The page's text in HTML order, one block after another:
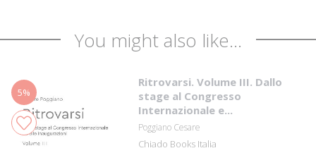
You might also like...
5%
Ritrovarsi. Volume III. Dallo
stage al Congresso
Internazionale e...
Poggiano Cesare
Chiado Books Italia